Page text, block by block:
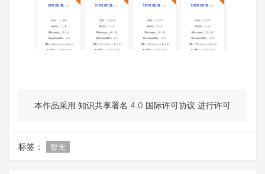
本作品采用 知识共享署名 4.0 国际许可协议 进行许可
标签： 暂无